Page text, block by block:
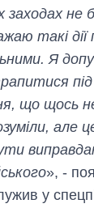
заходах не
такі
Я
під
що щось
але
», -
у